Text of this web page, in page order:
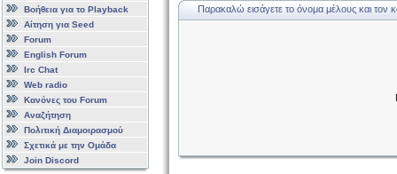
Βοήθεια για το Playback
Αίτηση για Seed
Forum
English Forum
Irc Chat
Web radio
Κανόνες του Forum
Αναζήτηση
Πολιτική Διαμοιρασμού
Σχετικά με την Ομάδα
Join Discord
Παρακαλώ εισάγετε το όνομα μέλους και τον